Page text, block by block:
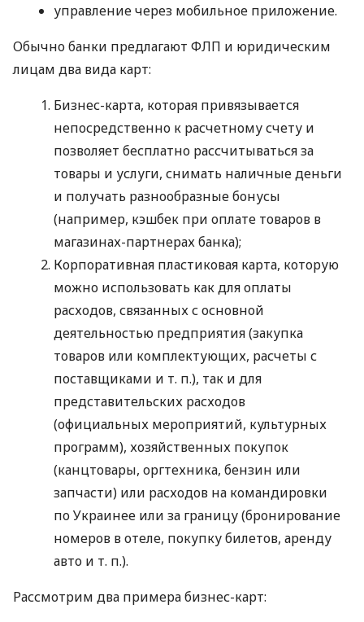
управление через мобильное приложение.
Обычно банки предлагают ФЛП и юридическим
лицам два вида карт:
Бизнес-карта, которая привязывается
непосредственно к расчетному счету и
позволяет бесплатно рассчитываться за
товары и услуги, снимать наличные деньги
и получать разнообразные бонусы
(например, кэшбек при оплате товаров в
магазинах-партнерах банка);
Корпоративная пластиковая карта, которую
можно использовать как для оплаты
расходов, связанных с основной
деятельностью предприятия (закупка
товаров или комплектующих, расчеты с
поставщиками и т. п.), так и для
представительских расходов
(официальных мероприятий, культурных
программ), хозяйственных покупок
(канцтовары, оргтехника, бензин или
запчасти) или расходов на командировки
по Украинее или за границу (бронирование
номеров в отеле, покупку билетов, аренду
авто и т. п.).
Рассмотрим два примера бизнес-карт: